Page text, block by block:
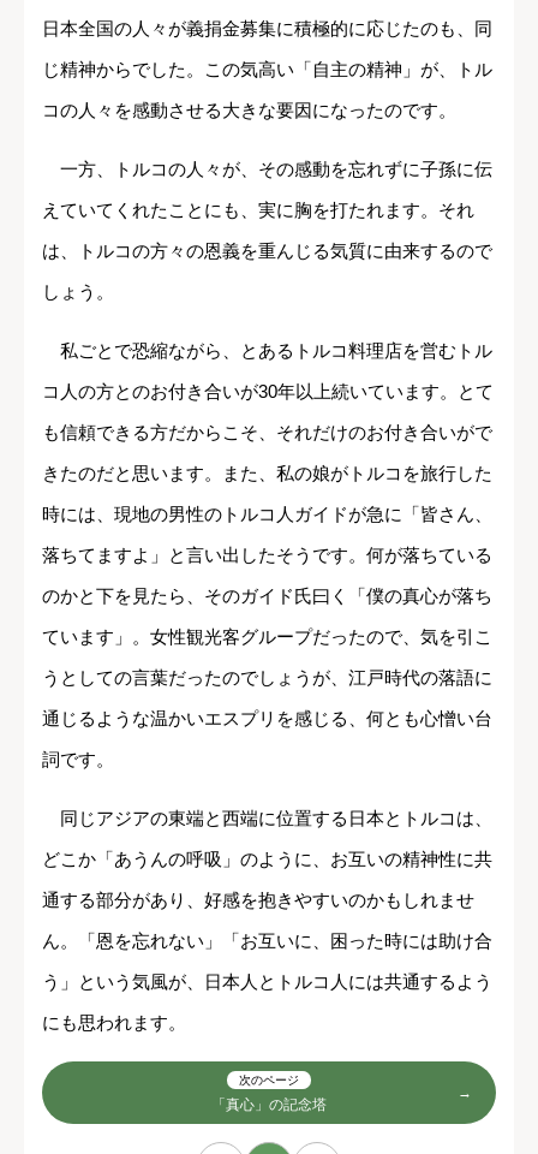
日本全国の人々が義捐金募集に積極的に応じたのも、同
じ精神からでした。この気高い「自主の精神」が、トル
コの人々を感動させる大きな要因になったのです。
一方、トルコの人々が、その感動を忘れずに子孫に伝
えていてくれたことにも、実に胸を打たれます。それ
は、トルコの方々の恩義を重んじる気質に由来するので
しょう。
私ごとで恐縮ながら、とあるトルコ料理店を営むトル
コ人の方とのお付き合いが30年以上続いています。とて
も信頼できる方だからこそ、それだけのお付き合いがで
きたのだと思います。また、私の娘がトルコを旅行した
時には、現地の男性のトルコ人ガイドが急に「皆さん、
落ちてますよ」と言い出したそうです。何が落ちている
のかと下を見たら、そのガイド氏曰く「僕の真心が落ち
ています」。女性観光客グループだったので、気を引こ
うとしての言葉だったのでしょうが、江戸時代の落語に
通じるような温かいエスプリを感じる、何とも心憎い台
詞です。
同じアジアの東端と西端に位置する日本とトルコは、
どこか「あうんの呼吸」のように、お互いの精神性に共
通する部分があり、好感を抱きやすいのかもしれませ
ん。「恩を忘れない」「お互いに、困った時には助け合
う」という気風が、日本人とトルコ人には共通するよう
にも思われます。
次のページ
「真心」の記念塔